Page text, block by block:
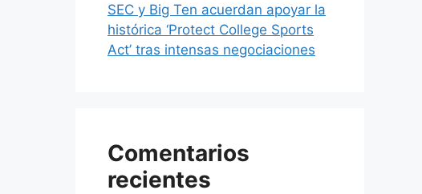
SEC y Big Ten acuerdan apoyar la
histórica ‘Protect College Sports
Act’ tras intensas negociaciones
Comentarios
recientes